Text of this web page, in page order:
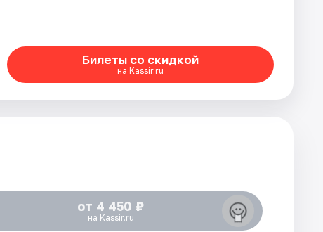
Билеты со скидкой
на Kassir.ru
от 4 450 ₽
на Kassir.ru